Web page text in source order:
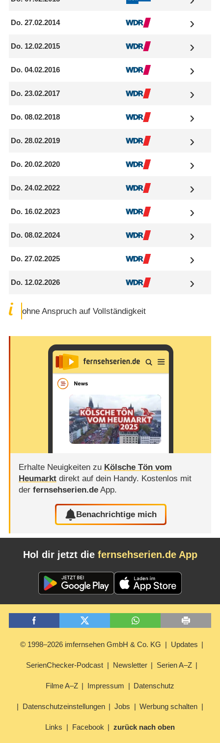
Do. 27.02.2014
Do. 12.02.2015
Do. 04.02.2016
Do. 23.02.2017
Do. 08.02.2018
Do. 28.02.2019
Do. 20.02.2020
Do. 24.02.2022
Do. 16.02.2023
Do. 08.02.2024
Do. 27.02.2025
Do. 12.02.2026
ohne Anspruch auf Vollständigkeit
Erhalte Neuigkeiten zu Kölsche Tön vom
Heumarktdirekt auf dein Handy. Kostenlos mit
der fernsehserien.deApp.
Benachrichtige mich
Hol dir jetzt die fernsehserien.de App
© 1998–2026 imfernsehen GmbH & Co. KG Updates
SerienChecker-Podcast Newsletter Serien A–Z
Filme A–Z Impressum Datenschutz
Datenschutzeinstellungen Jobs Werbung schalten
Links Facebook zurück nach oben